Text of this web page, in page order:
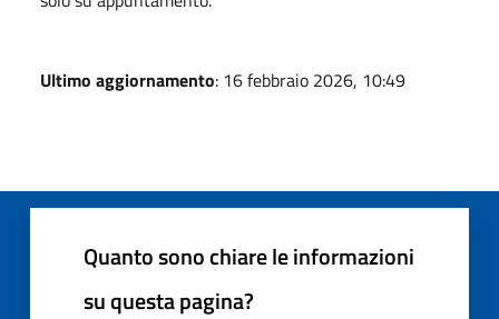
Ultimo aggiornamento: 16 febbraio 2026, 10:49
Quanto sono chiare le informazioni
su questa pagina?